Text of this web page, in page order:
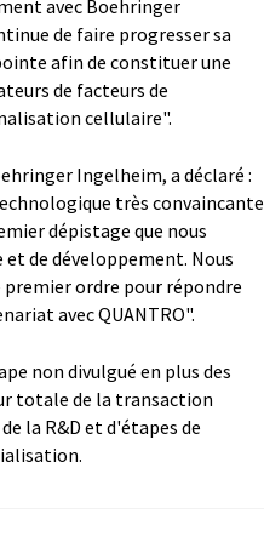
avec Boehringer
de faire progresser sa
afin de constituer une
de facteurs de
cellulaire".
Ingelheim, a déclaré :
très convaincante
dépistage que nous
de développement. Nous
ordre pour répondre
avec QUANTRO".
non divulgué en plus des
totale de la transaction
la R&D et d'étapes de